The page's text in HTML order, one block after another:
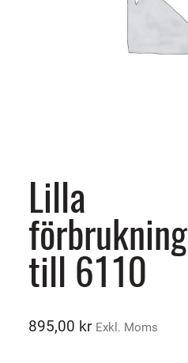
Lilla
till 6110
895,00 kr Exkl. Moms